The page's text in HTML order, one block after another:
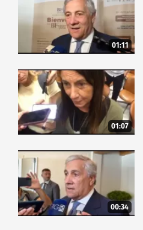
01:11
01:07
00:34